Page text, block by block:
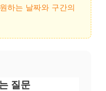
하는 날짜와 구간의
질문